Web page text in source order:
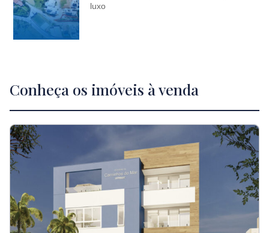
luxo
Conheça os imóveis à venda